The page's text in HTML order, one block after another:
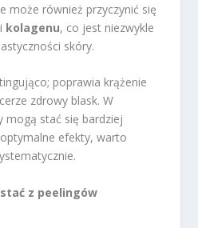
może również przyczynić się
kolagenu, co jest niezwykle
skóry.
poprawia krążenie
zdrowy blask. W
mogą stać się bardziej
efekty, warto
z peelingów